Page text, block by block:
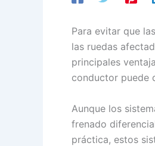
Para evitar que
las ruedas
principales
conductor puede
Aunque los
frenado
práctica, estos